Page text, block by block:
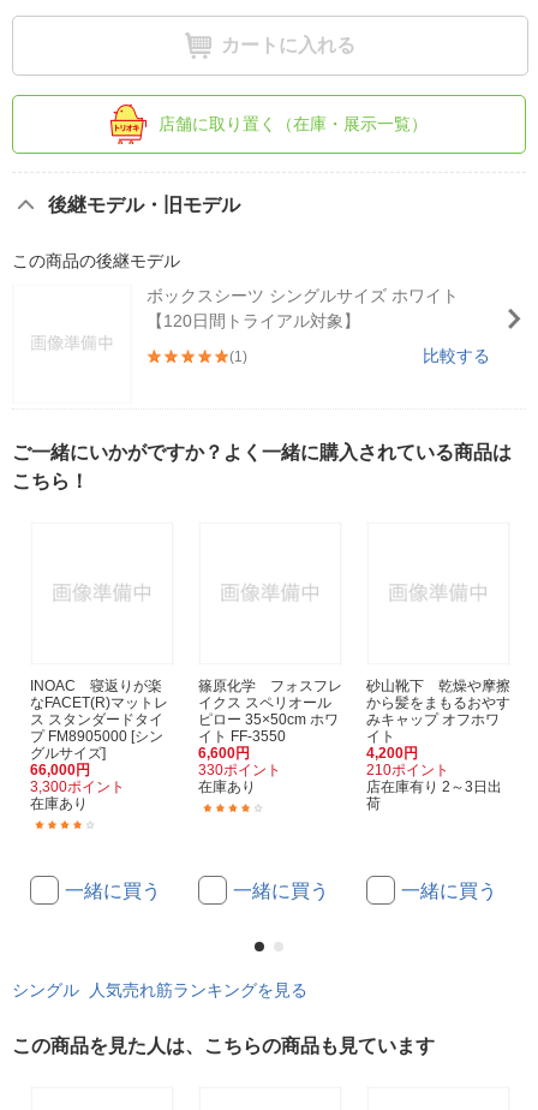
カートに入れる
店舗に取り置く（在庫・展示一覧）
後継モデル・旧モデル
この商品の後継モデル
ボックスシーツ シングルサイズ ホワイト
【120日間トライアル対象】
(1) 比較する
ご一緒にいかがですか？よく一緒に購入されている商品は
こちら！
INOAC 寝返りが楽
なFACET(R)マットレ
ス スタンダードタイ
プ FM8905000 [シン
グルサイズ]
66,000円
3,300ポイント
在庫あり
一緒に買う
篠原化学 フォスフレ
イクス スペリオール
ピロー 35×50cm ホワ
イト FF-3550
6,600円
330ポイント
在庫あり
一緒に買う
砂山靴下 乾燥や摩擦
から髪をまもるおやす
みキャップ オフホワ
イト
4,200円
210ポイント
店在庫有り 2～3日出
荷
一緒に買う
シングル 人気売れ筋ランキングを見る
この商品を見た人は、こちらの商品も見ています